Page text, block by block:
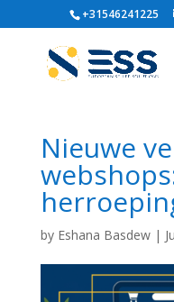
+31546241225
Nieuwe
by Eshana Basdew|